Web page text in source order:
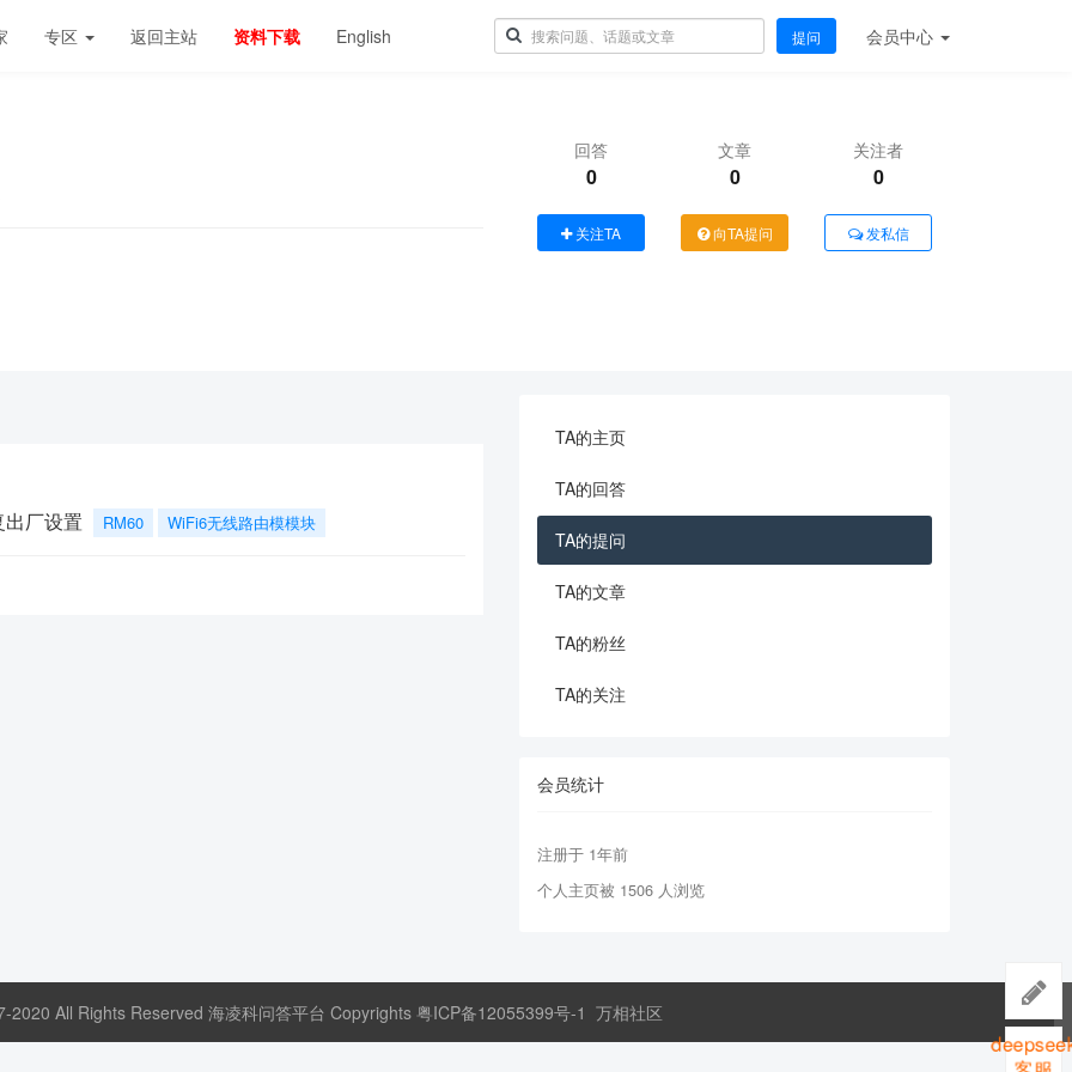
专区 返回主站 资料下载 English 提问 会员中心
回答
0
文章
0
关注者
0
关注TA 向TA提问 发私信
厂设置 RM60 WiFi6无线路由模模块
TA的主页
TA的回答
TA的提问
TA的文章
TA的粉丝
TA的关注
会员统计
注册于 1年前
个人主页被 1506 人浏览
2020 All Rights Reserved 海凌科问答平台 Copyrights 粤ICP备12055399号-1 万相社区
deepseek
客服